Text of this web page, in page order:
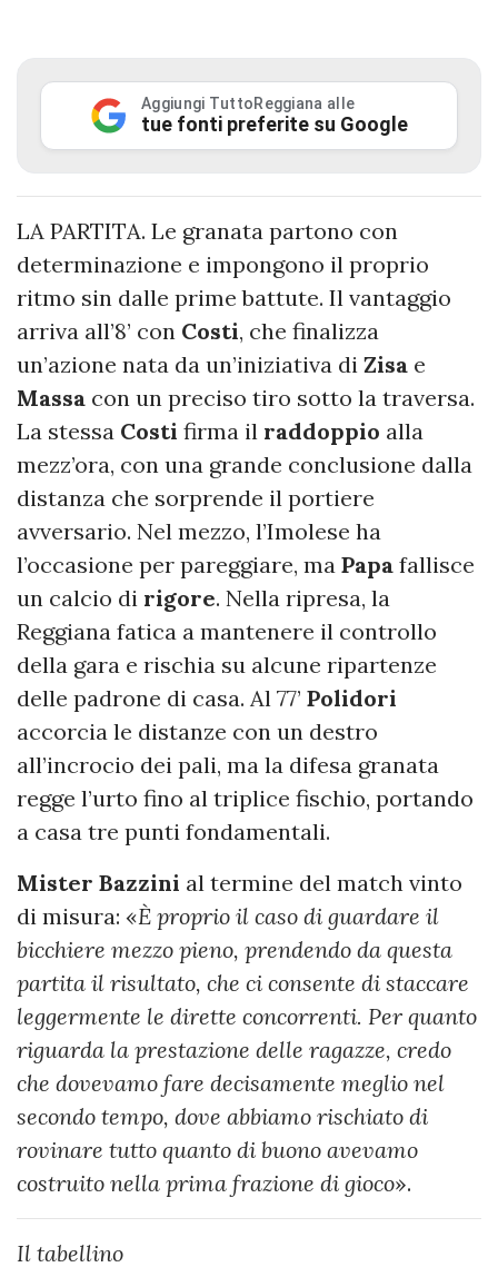
Aggiungi TuttoReggiana alle
tue fonti preferite su Google
LA PARTITA. Le granata partono con
determinazione e impongono il proprio
ritmo sin dalle prime battute. Il vantaggio
arriva all’8’ con Costi, che finalizza
un’azione nata da un’iniziativa di Zisa e
Massa con un preciso tiro sotto la traversa.
La stessa Costi firma il raddoppio alla
mezz’ora, con una grande conclusione dalla
distanza che sorprende il portiere
avversario. Nel mezzo, l’Imolese ha
l’occasione per pareggiare, ma Papa fallisce
un calcio di rigore. Nella ripresa, la
Reggiana fatica a mantenere il controllo
della gara e rischia su alcune ripartenze
delle padrone di casa. Al 77’ Polidori
accorcia le distanze con un destro
all’incrocio dei pali, ma la difesa granata
regge l’urto fino al triplice fischio, portando
a casa tre punti fondamentali.
Mister Bazzini al termine del match vinto
di misura: «È proprio il caso di guardare il
bicchiere mezzo pieno, prendendo da questa
partita il risultato, che ci consente di staccare
leggermente le dirette concorrenti. Per quanto
riguarda la prestazione delle ragazze, credo
che dovevamo fare decisamente meglio nel
secondo tempo, dove abbiamo rischiato di
rovinare tutto quanto di buono avevamo
costruito nella prima frazione di gioco».
Il tabellino